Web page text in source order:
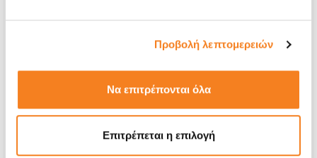
Προβολή λεπτομερειών
Να επιτρέπονται όλα
Επιτρέπεται η επιλογή
Οθόνη Premium LCD